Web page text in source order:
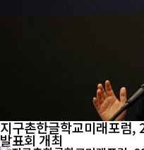
지구촌한글학교미래포럼,
발표회 개최